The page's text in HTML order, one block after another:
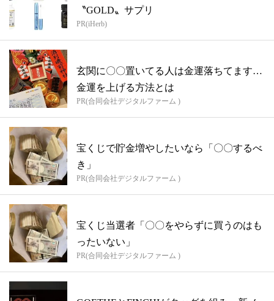
〝GOLD〟サプリ
PR(iHerb)
玄関に〇〇置いてる人は金運落ちてます…
金運を上げる方法とは
PR(合同会社デジタルファーム )
宝くじで貯金増やしたいなら「〇〇するべ
き」
PR(合同会社デジタルファーム )
宝くじ当選者「〇〇をやらずに買うのはも
ったいない」
PR(合同会社デジタルファーム )